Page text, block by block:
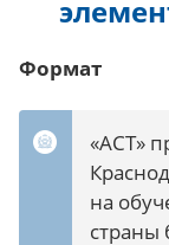
Формат
«АСТ»
на
страны